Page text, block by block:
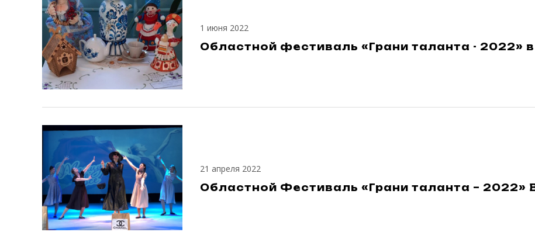
1 июня 2022
Областной фестиваль «Грани таланта - 2022»
21 апреля 2022
Областной Фестиваль «Грани таланта – 2022»